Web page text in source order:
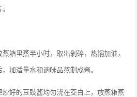
箱里蒸半小时，取出剁碎，热锅加油，
加适量水和调味品熬制成酱。
好的豆豉酱均匀浇在茭白上，放蒸箱蒸